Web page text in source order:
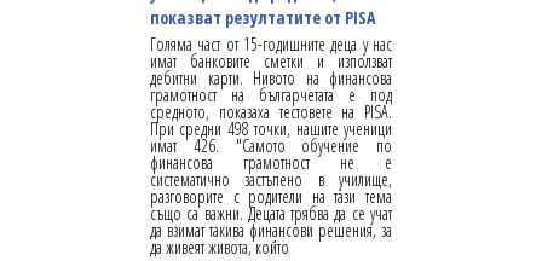
показват резултатите от PISA
Голяма част от 15-годишните деца у нас
имат банковите сметки и използват
дебитни карти. Нивото на финансова
грамотност на българчетата е под
средното, показаха тестовете на PISA.
При средни 498 точки, нашите ученици
имат 426. "Самото обучение по
финансова грамотност не е
систематично застъпено в училище,
разговорите с родители на тази тема
също са важни. Децата трябва да се учат
да взимат такива финансови решения, за
да живеят живота, който